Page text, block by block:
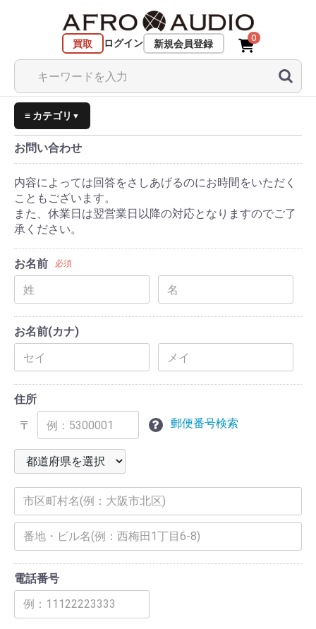
買取 ログイン 新規会員登録
0
≡ カテゴリ ▼
お問い合わせ
内容によっては回答をさしあげるのにお時間をいただく
こともございます。
また、休業日は翌営業日以降の対応となりますのでご了
承ください。
お名前 必須
お名前(カナ)
住所
〒
郵便番号検索
電話番号